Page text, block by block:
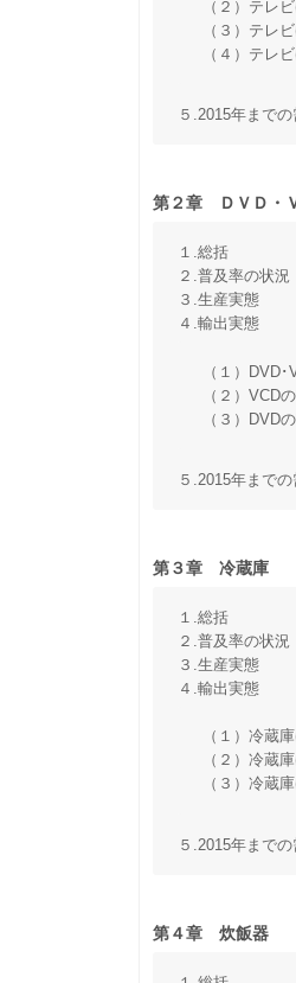
（２）テレ
（３）テレ
（４）テレ
５.2015年まで
第２章 ＤＶＤ・
１.総括
２.普及率の状況
３.生産実態
４.輸出実態
（１）DVD
（２）VCD
（３）DVD
５.2015年まで
第３章 冷蔵庫
１.総括
２.普及率の状況
３.生産実態
４.輸出実態
（１）冷蔵
（２）冷蔵
（３）冷蔵
５.2015年まで
第４章 炊飯器